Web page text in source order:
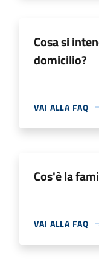
Cosa si
domicilio?
VAI ALLA FAQ
Cos'è la
VAI ALLA FAQ